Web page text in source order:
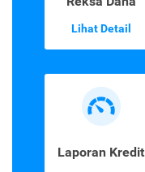
Lihat Detail
Laporan Kredit